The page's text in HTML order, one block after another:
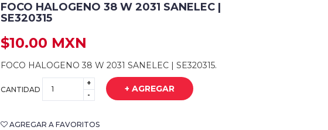
FOCO HALOGENO 38 W 2031 SANELEC |
SE320315
$10.00 MXN
FOCO HALOGENO 38 W 2031 SANELEC | SE320315.
CANTIDAD
+
-
+ AGREGAR
AGREGAR A FAVORITOS